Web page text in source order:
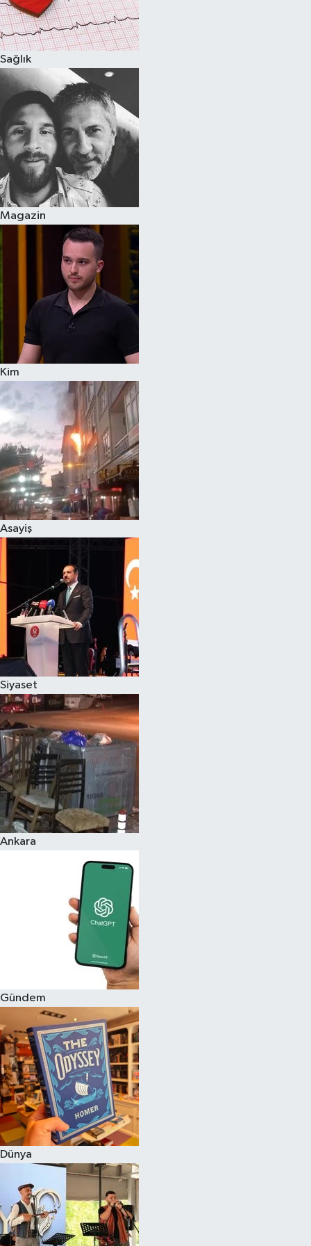
Sağlık
Magazin
Kim
Asayiş
Siyaset
Ankara
Gündem
Dünya
Spor
Çocuk
Eğitim
Hava Durumu
Kadın
Kim kimdir?
Kültür Sanat
Sağlık
Siyaset
Teknoloji
Televizyon
Yaşam-Çevre